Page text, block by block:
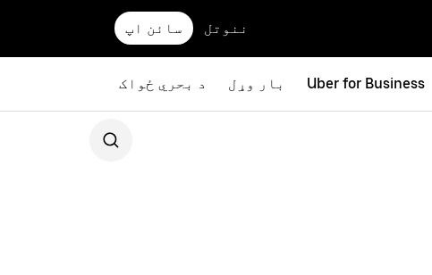
ننوتل سائن اپ
Uber for Business بار وړل د بحري ځواک